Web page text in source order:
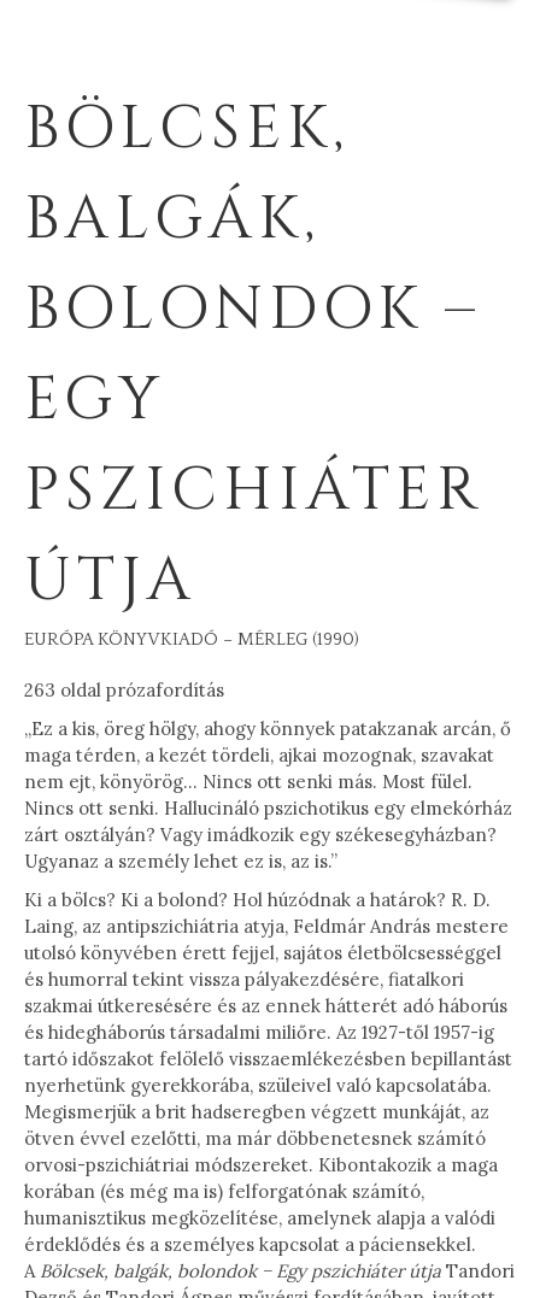
BÖLCSEK,
BALGÁK,
BOLONDOK –
EGY
PSZICHIÁTER
ÚTJA
EURÓPA KÖNYVKIADÓ – MÉRLEG (1990)
263 oldal prózafordítás
„Ez a kis, öreg hölgy, ahogy könnyek patakzanak arcán, ő
maga térden, a kezét tördeli, ajkai mozognak, szavakat
nem ejt, könyörög… Nincs ott senki más. Most fülel.
Nincs ott senki. Hallucináló pszichotikus egy elmekórház
zárt osztályán? Vagy imádkozik egy székesegyházban?
Ugyanaz a személy lehet ez is, az is.”
Ki a bölcs? Ki a bolond? Hol húzódnak a határok? R. D.
Laing, az antipszichiátria atyja, Feldmár András mestere
utolsó könyvében érett fejjel, sajátos életbölcsességgel
és humorral tekint vissza pályakezdésére, fiatalkori
szakmai útkeresésére és az ennek hátterét adó háborús
és hidegháborús társadalmi miliőre. Az 1927-től 1957-ig
tartó időszakot felölelő visszaemlékezésben bepillantást
nyerhetünk gyerekkorába, szüleivel való kapcsolatába.
Megismerjük a brit hadseregben végzett munkáját, az
ötven évvel ezelőtti, ma már döbbenetesnek számító
orvosi-pszichiátriai módszereket. Kibontakozik a maga
korában (és még ma is) felforgatónak számító,
humanisztikus megközelítése, amelynek alapja a valódi
érdeklődés és a személyes kapcsolat a páciensekkel.
A Bölcsek, balgák, bolondok − Egy pszichiáter útja Tandori